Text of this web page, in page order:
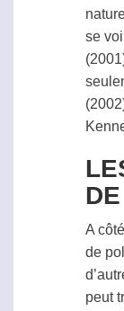
se
DE
A
de
peut